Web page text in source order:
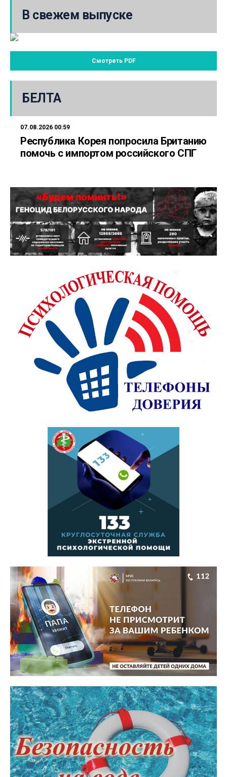
В свежем выпуске
Смотреть PDF
БЕЛТА
07.08.2026 00:59
Республика Корея попросила Британию
помочь с импортом российского СПГ